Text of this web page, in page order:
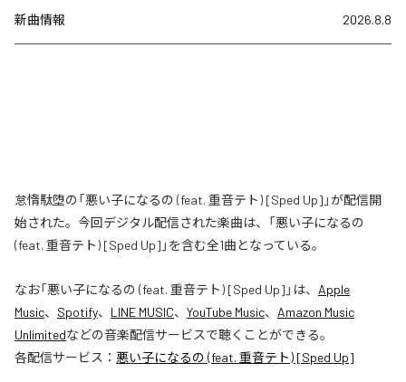
新曲情報 2026.8.8
怠惰駄堕の「悪い子になるの (feat. 重音テト) [Sped Up]」が配信開
始された。今回デジタル配信された楽曲は、「悪い子になるの
(feat. 重音テト) [Sped Up]」を含む全1曲となっている。
なお「悪い子になるの (feat. 重音テト) [Sped Up] 」は、 Apple
Music、 Spotify、 LINE MUSIC、 YouTube Music、 Amazon Music
Unlimitedなどの音楽配信サービスで聴くことができる。
各配信サービス： 悪い子になるの (feat. 重音テト) [Sped Up]